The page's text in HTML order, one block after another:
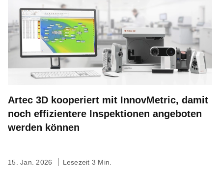
Artec 3D kooperiert mit InnovMetric, damit
noch effizientere Inspektionen angeboten
werden können
15. Jan. 2026 Lesezeit 3 Min.